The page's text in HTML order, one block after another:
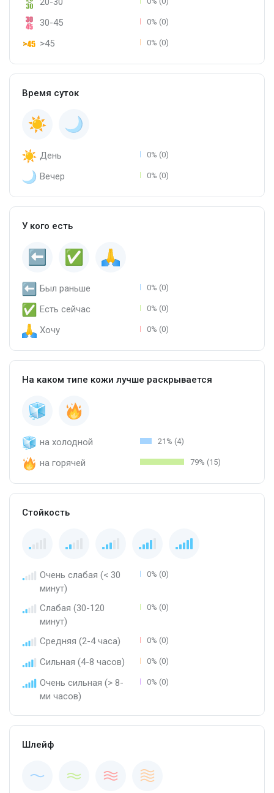
30-45 0% (0)
>45 0% (0)
Время суток
День 0% (0)
Вечер 0% (0)
У кого есть
Был раньше 0% (0)
Есть сейчас 0% (0)
Хочу 0% (0)
На каком типе кожи лучше раскрывается
на холодной 21% (4)
на горячей 79% (15)
Стойкость
Очень слабая (< 30
минут)
0% (0)
Слабая (30-120
минут)
0% (0)
Средняя (2-4 часа) 0% (0)
Сильная (4-8 часов) 0% (0)
Очень сильная (> 8-
ми часов)
0% (0)
Шлейф